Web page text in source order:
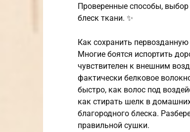
Проверенные способы,
блеск ткани. ✨
Как сохранить
Многие боятся испортить
чувствителен к внешним
фактически белковое
быстро, как волос под
как стирать шелк в
благородного блеска.
правильной сушки.